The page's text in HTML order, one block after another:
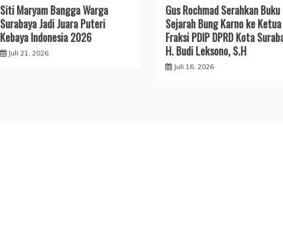
Siti Maryam Bangga Warga
Surabaya Jadi Juara Puteri
Kebaya Indonesia 2026
Juli 21, 2026
Gus Rochmad Serahkan Buku
Sejarah Bung Karno ke Ketua
Fraksi PDIP DPRD Kota
H. Budi Leksono, S.H
Juli 16, 2026